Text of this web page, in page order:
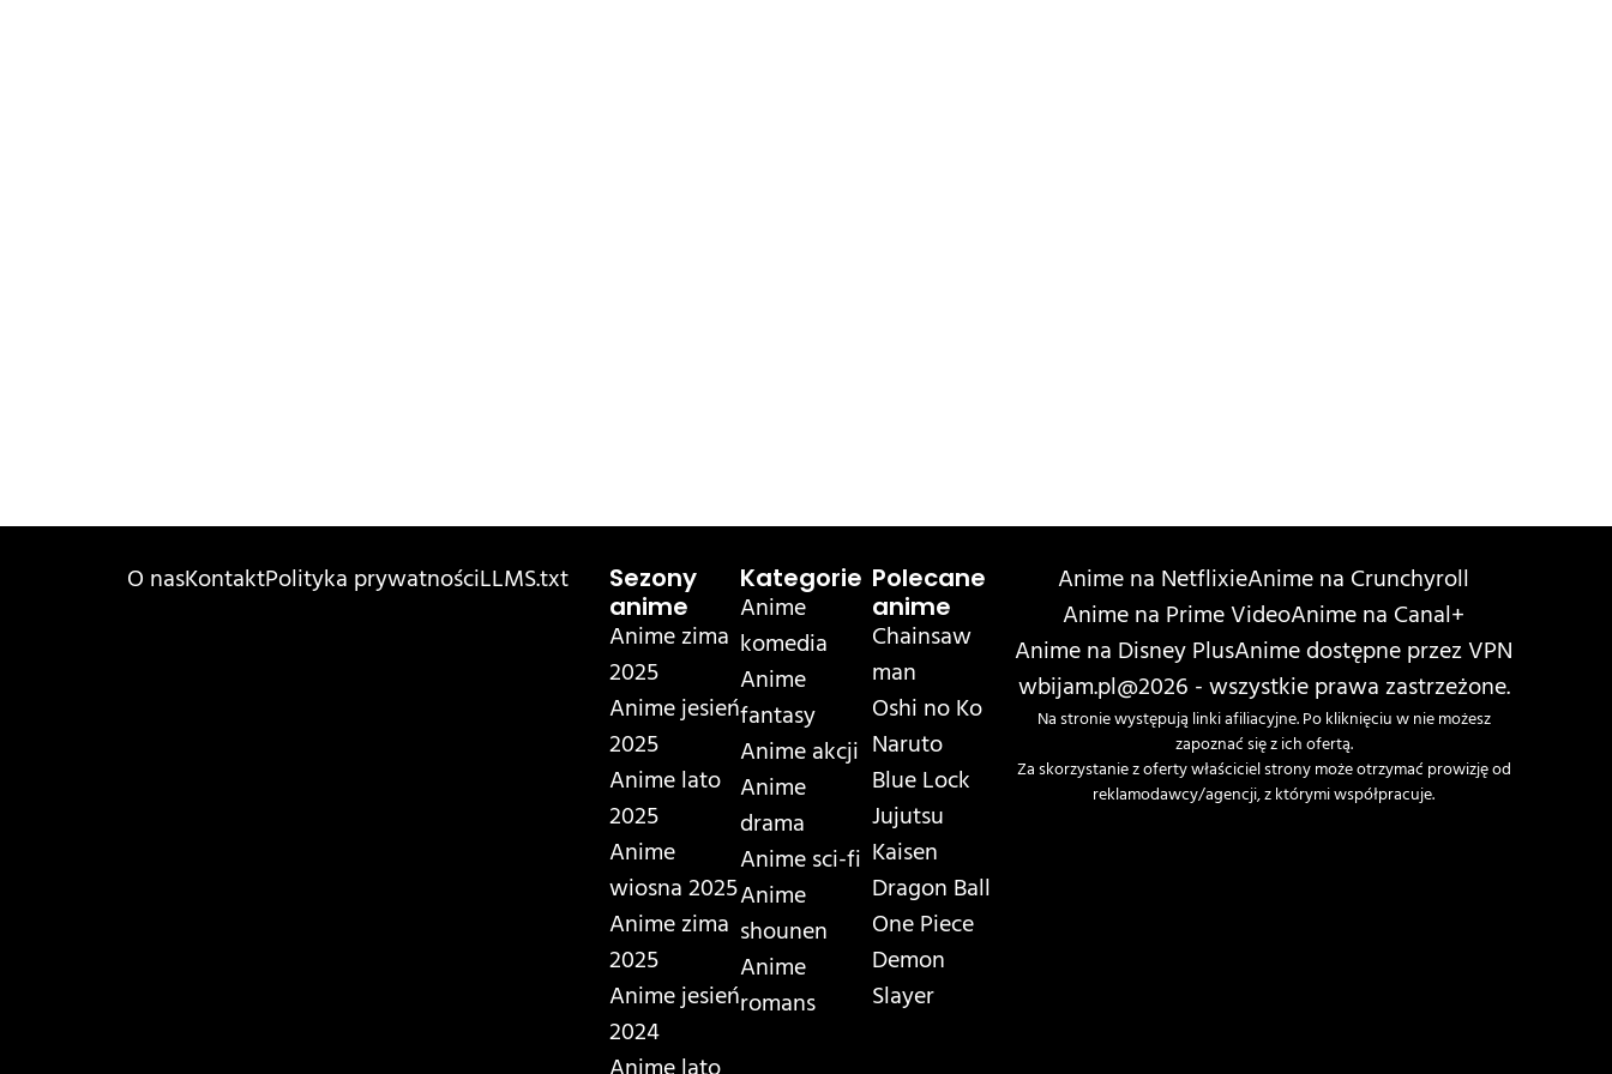
O nasKontaktPolityka prywatnościLLMS.txt
Sezony
anime
Anime zima
2025
Anime jesień
2025
Anime lato
2025
Anime
wiosna 2025
Anime zima
2025
Anime jesień
2024
Kategorie
Anime
komedia
Anime
fantasy
Anime akcji
Anime
drama
Anime sci-fi
Anime
shounen
Anime
romans
Polecane
anime
Chainsaw
man
Oshi no Ko
Naruto
Blue Lock
Jujutsu
Kaisen
Dragon Ball
One Piece
Demon
Slayer
Anime na NetflixieAnime na Crunchyroll
Anime na Prime VideoAnime na Canal+
Anime na Disney PlusAnime dostępne przez VPN
wbijam.pl@2026 - wszystkie prawa zastrzeżone.
Na stronie występują linki afiliacyjne. Po kliknięciu w nie możesz
zapoznać się z ich ofertą.
Za skorzystanie z oferty właściciel strony może otrzymać prowizję od
reklamodawcy/agencji, z którymi współpracuje.